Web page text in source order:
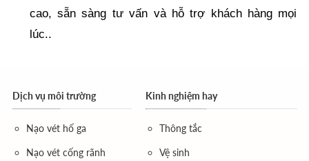
cao, sẵn sàng tư vấn và hỗ trợ khách hàng mọi
lúc..
Dịch vụ môi trường
Nạo vét hố ga
Nạo vét cống rãnh
Kinh nghiệm hay
Thông tắc
Vệ sinh